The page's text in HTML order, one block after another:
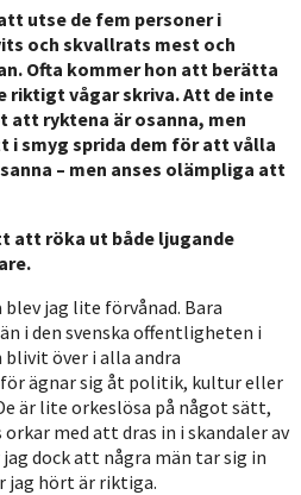
utse de fem personer i
och skvallrats mest och
Ofta kommer hon att berätta
riktigt vågar skriva. Att de inte
att ryktena är osanna, men
i smyg sprida dem för att vålla
– men anses olämpliga att
att röka ut både ljugande
jag lite förvånad. Bara
i den svenska offentligheten i
blivit över i alla andra
ägnar sig åt politik, kultur eller
är lite orkeslösa på något sätt,
med att dras in i skandaler av
dock att några män tar sig in
jag hört är riktiga.